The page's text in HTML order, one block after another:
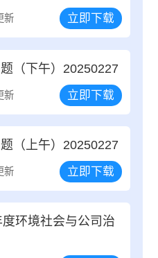
新 立即下载
（下午）20250227
新 立即下载
（上午）20250227
新 立即下载
环境社会与公司治